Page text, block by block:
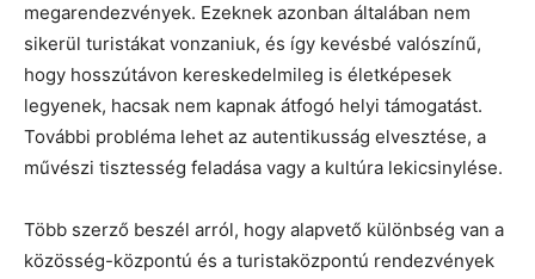
megarendezvények. Ezeknek azonban általában nem
sikerül turistákat vonzaniuk, és így kevésbé valószínű,
hogy hosszútávon kereskedelmileg is életképesek
legyenek, hacsak nem kapnak átfogó helyi támogatást.
További probléma lehet az autentikusság elvesztése, a
művészi tisztesség feladása vagy a kultúra lekicsinylése.
Több szerző beszél arról, hogy alapvető különbség van a
közösség-központú és a turistaközpontú rendezvények